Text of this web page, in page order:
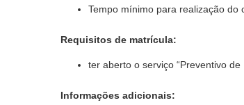
Tempo mínimo para realização do
Requisitos de matrícula:
ter aberto o serviço “Preventivo de
Informações adicionais: